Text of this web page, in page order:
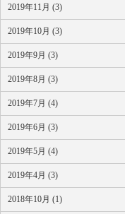
2019年11月 (3)
2019年10月 (3)
2019年9月 (3)
2019年8月 (3)
2019年7月 (4)
2019年6月 (3)
2019年5月 (4)
2019年4月 (3)
2018年10月 (1)